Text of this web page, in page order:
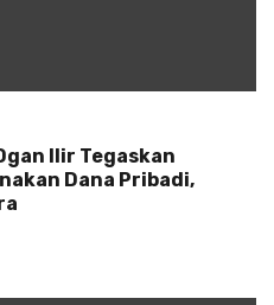
Ilir Tegaskan
Dana Pribadi,